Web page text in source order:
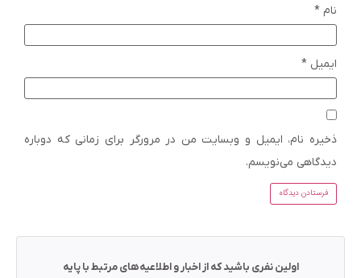
نام *
ایمیل *
ذخیره نام، ایمیل و وبسایت من در مرورگر برای زمانی که دوباره
دیدگاهی می‌نویسم.
اولین نفری باشید که از اخبار و اطلاعیه‌های مرتبط با پایه